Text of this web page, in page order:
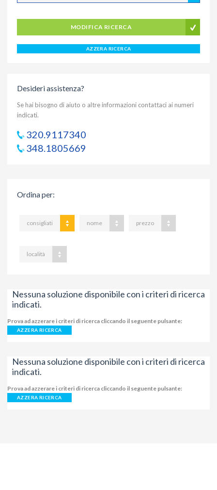
MODIFICA RICERCA
AZZERA RICERCA
Desideri assistenza?
Se hai bisogno di aiuto o altre informazioni contattaci ai numeri
indicati.
320.9117340
348.1805669
Ordina per:
consigliati nome prezzo
località
Nessuna soluzione disponibile con i criteri di ricerca
indicati.
Prova ad azzerare i criteri di ricerca cliccando il seguente pulsante:
AZZERA RICERCA
Nessuna soluzione disponibile con i criteri di ricerca
indicati.
Prova ad azzerare i criteri di ricerca cliccando il seguente pulsante:
AZZERA RICERCA